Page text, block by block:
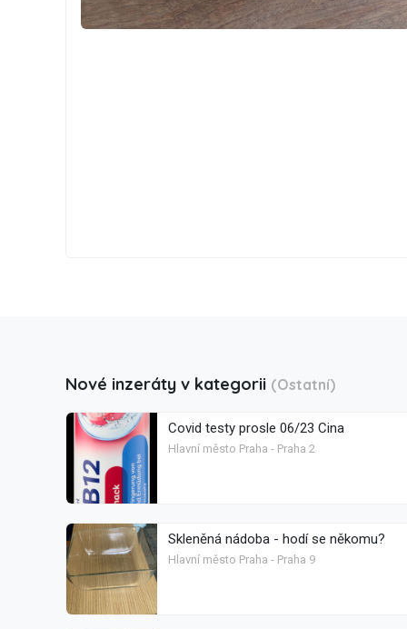
Nové inzeráty v kategorii (Ostatní)
Covid testy prosle 06/23 Cina
Hlavní město Praha - Praha 2
Skleněná nádoba - hodí se někomu?
Hlavní město Praha - Praha 9